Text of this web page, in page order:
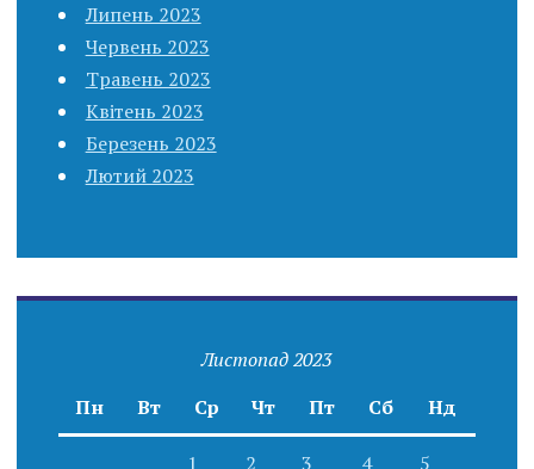
Липень 2023
Червень 2023
Травень 2023
Квітень 2023
Березень 2023
Лютий 2023
Листопад 2023
Пн
Вт Ср Чт Пт Сб Нд
1 2 3 4 5